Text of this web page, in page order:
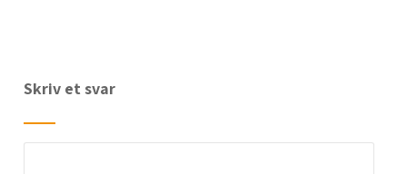
Skriv et svar